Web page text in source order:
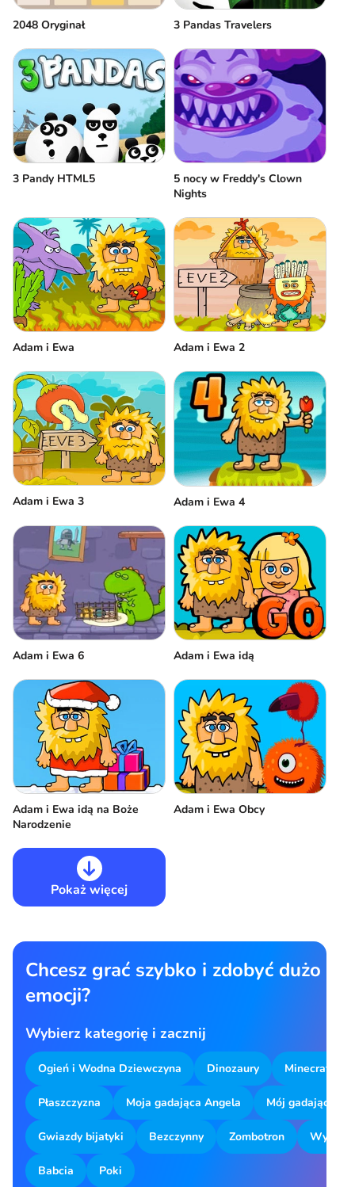
2048 Oryginał 3 Pandas Travelers
3 Pandy HTML5
5 nocy w Freddy's Clown
Nights
Adam i Ewa Adam i Ewa 2
Adam i Ewa 3 Adam i Ewa 4
Adam i Ewa 6 Adam i Ewa idą
Adam i Ewa idą na Boże
Narodzenie
Adam i Ewa Obcy
Pokaż więcej
Chcesz grać szybko i zdobyć dużo
emocji?
Wybierz kategorię i zacznij
Ogień i Wodna Dziewczyna Dinozaury Minecraft
Płaszczyzna Moja gadająca Angela Mój gadający
Gwiazdy bijatyki Bezczynny Zombotron
Babcia Poki